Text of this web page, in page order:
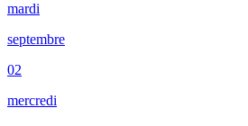
mardi
septembre
02
mercredi